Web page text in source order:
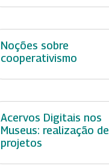
Noções sobre
cooperativismo
Acervos Digitais nos
Museus: realização de
projetos